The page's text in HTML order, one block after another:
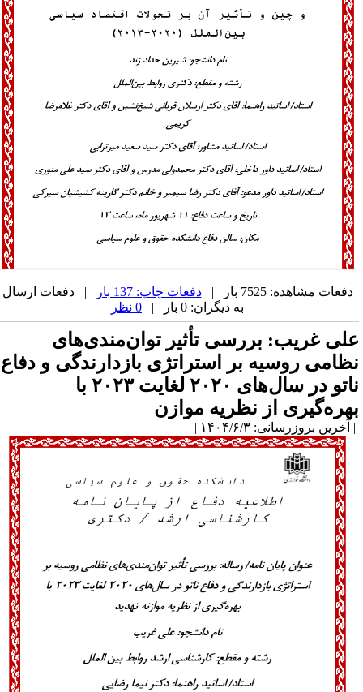
دفعات مشاهده: 7525 بار | دفعات چاپ: 137 بار
| دفعات ارسال
به دیگران: 0 بار |
غریب: بررسی تأثیر توان‌مندی‌های
روسیه بر استراتژی بازدارندگی و دفاع
ناتو در سال‌های ۲۰۲۰ لغایت ۲۰۲۳ با
از نظریه موازن
بروزرسانی: ۱۴۰۴/۶/۳ |